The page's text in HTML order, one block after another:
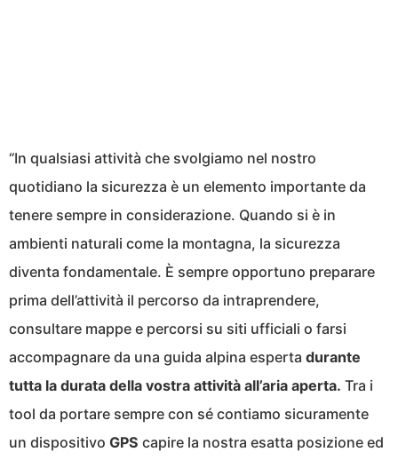
“In qualsiasi attività che svolgiamo nel nostro
quotidiano la sicurezza è un elemento importante da
tenere sempre in considerazione. Quando si è in
ambienti naturali come la montagna, la sicurezza
diventa fondamentale. È sempre opportuno preparare
prima dell’attività il percorso da intraprendere,
consultare mappe e percorsi su siti ufficiali o farsi
accompagnare da una guida alpina esperta durante
tutta la durata della vostra attività all’aria aperta. Tra i
tool da portare sempre con sé contiamo sicuramente
un dispositivo GPS capire la nostra esatta posizione ed